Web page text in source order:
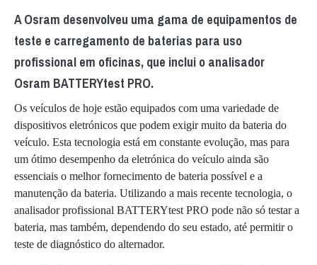
A Osram desenvolveu uma gama de equipamentos de
teste e carregamento de baterias para uso
profissional em oficinas, que inclui o analisador
Osram BATTERYtest PRO.
Os veículos de hoje estão equipados com uma variedade de
dispositivos eletrónicos que podem exigir muito da bateria do
veículo. Esta tecnologia está em constante evolução, mas para
um ótimo desempenho da eletrónica do veículo ainda são
essenciais o melhor fornecimento de bateria possível e a
manutenção da bateria. Utilizando a mais recente tecnologia, o
analisador profissional BATTERYtest PRO pode não só testar a
bateria, mas também, dependendo do seu estado, até permitir o
teste de diagnóstico do alternador.